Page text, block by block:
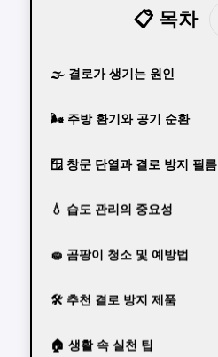
📋 목차
🌫️ 결로가 생기는 원인
🌬️ 주방 환기와 공기 순환
🪟 창문 단열과 결로 방지 필름
💧 습도 관리의 중요성
🧽 곰팡이 청소 및 예방법
🛠️ 추천 결로 방지 제품
🏠 생활 속 실천 팁